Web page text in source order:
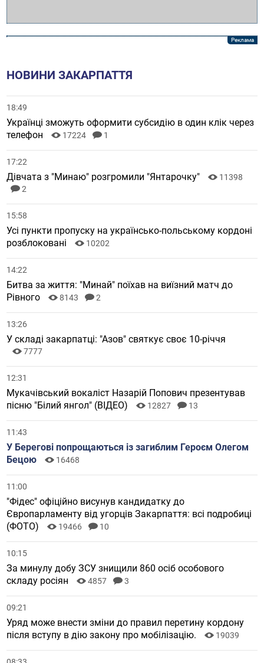
НОВИНИ ЗАКАРПАТТЯ
18:49
Українці зможуть оформити субсидію в один клік через
телефон
17224 1
17:22
Дівчата з "Минаю" розгромили "Янтарочку"
11398
2
15:58
Усі пункти пропуску на українсько-польському кордоні
розблоковані
10202
14:22
Битва за життя: "Минай" поїхав на виїзний матч до
Рівного
8143 2
13:26
У складі закарпатці: "Азов" святкує своє 10-річчя
7777
12:31
Мукачівський вокаліст Назарій Попович презентував
пісню "Білий янгол" (ВІДЕО)
12827 13
11:43
У Берегові попрощаються із загиблим Героєм Олегом
Бецою
16468
11:00
"Фідес" офіційно висунув кандидатку до
Європарламенту від угорців Закарпаття: всі подробиці
(ФОТО)
19466 10
10:15
За минулу добу ЗСУ знищили 860 осіб особового
складу росіян
4857 3
09:21
Уряд може внести зміни до правил перетину кордону
після вступу в дію закону про мобілізацію.
19039